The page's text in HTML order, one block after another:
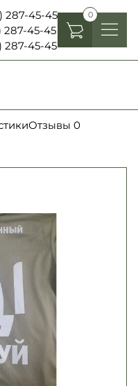
287-45-45
287-45-45
287-45-45
0
питания
Отзывы 0